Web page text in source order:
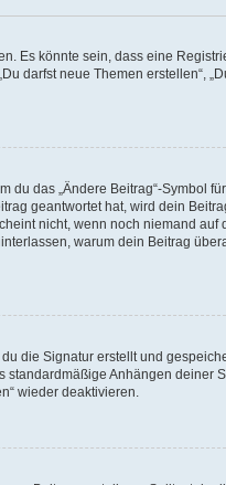
Es könnte sein, dass eine
darfst neue Themen erstellen“,
du das „Ändere Beitrag“-Symbol
geantwortet hat, wird dein
nicht, wenn noch niemand auf
warum dein Beitrag
die Signatur erstellt und
standardmäßige Anhängen deiner
wieder deaktivieren.